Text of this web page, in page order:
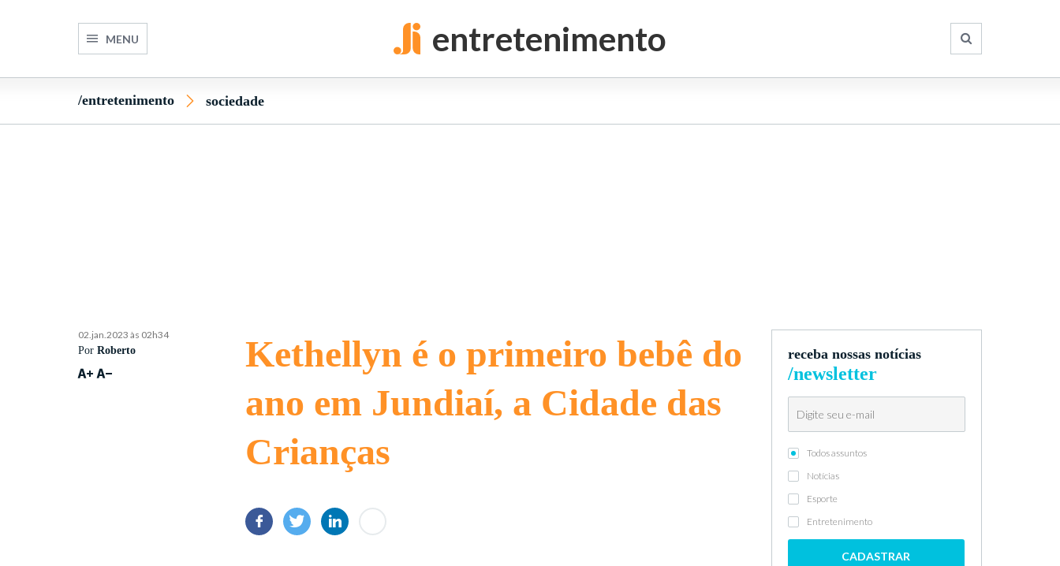
MENU entretenimento
/entretenimento sociedade
02.jan.2023 às 02h34
PorRoberto
Kethellyn é o primeiro bebê do
ano em Jundiaí, a Cidade das
Crianças
receba nossas notícias
/newsletter
Todos assuntos
Notícias
Esporte
Entretenimento
CADASTRAR